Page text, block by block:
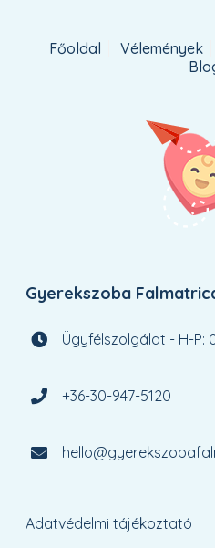
Főoldal Vélemények
Gyerekszoba
Ügyfélszolgálat - H-P:
+36-30-947-5120
Adatvédelmi tájékoztató